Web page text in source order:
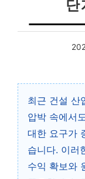
단
최근 건설 산
압박 속에서
대한 요구가
습니다. 이러
수익 확보와